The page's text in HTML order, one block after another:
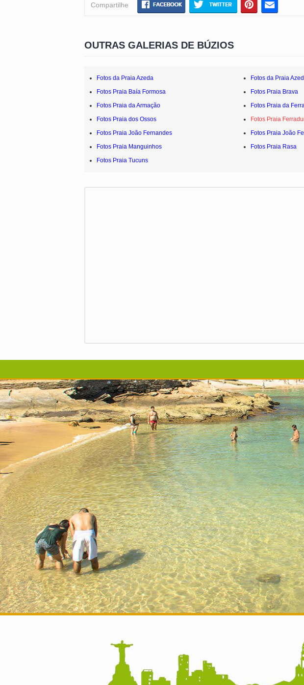
Compartilhe
OUTRAS GALERIAS DE BÚZIOS
Fotos da Praia Azeda Fotos da Praia
Fotos Praia Baía Formosa
Fotos Praia Brava
Fotos Praia da Armação
Fotos Praia da
Fotos Praia dos Ossos
Fotos Praia
Fotos Praia João Fernandes
Fotos Praia João
Fotos Praia Manguinhos
Fotos Praia Rasa
Fotos Praia Tucuns